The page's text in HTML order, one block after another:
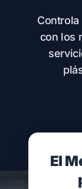
Controla
con los
El